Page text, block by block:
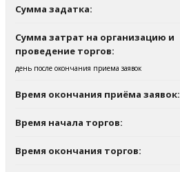
Сумма задатка:
Сумма затрат на организацию и
проведение торгов:
день после окончания приема заявок
Время окончания приёма заявок:
Время начала торгов:
Время окончания торгов: